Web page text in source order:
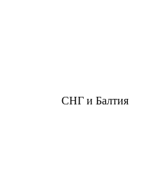
СНГ и Балтия